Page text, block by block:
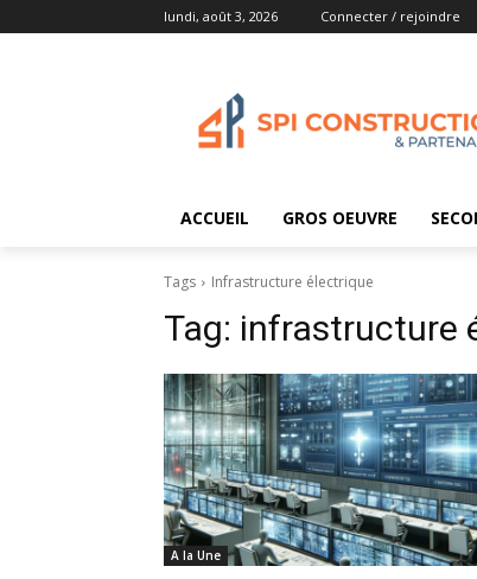
lundi, août 3, 2026 Connecter / rejoindre
ACCUEIL GROS OEUVRE
Tags Infrastructure électrique
Tag: infrastructure
A la Une